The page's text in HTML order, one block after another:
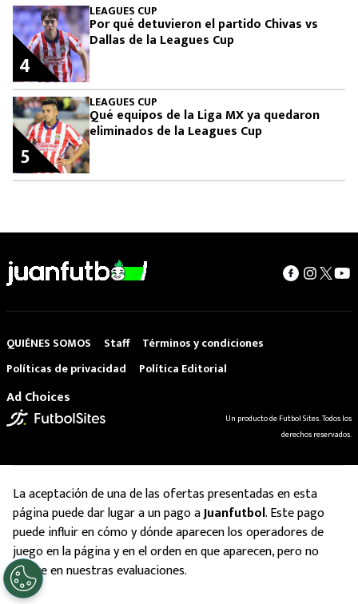
LEAGUES CUP
Por qué detuvieron el partido Chivas vs
Dallas de la Leagues Cup
4
LEAGUES CUP
Qué equipos de la Liga MX ya quedaron
eliminados de la Leagues Cup
5
QUIÉNES SOMOS Staff
Términos y condiciones
Políticas de privacidad
Política Editorial
Ad Choices
Un producto de Futbol Sites. Todos los
derechos reservados.
La aceptación de una de las ofertas presentadas en esta
página puede dar lugar a un pago aJuanfutbol. Este pago
puede influir en cómo y dónde aparecen los operadores de
juego en la página y en el orden en que aparecen, pero no
influye en nuestras evaluaciones.